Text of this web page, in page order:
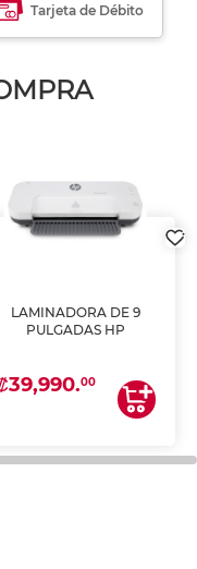
Tarjeta de Débito
LAMINADORA DE 9
PULGADAS HP
00